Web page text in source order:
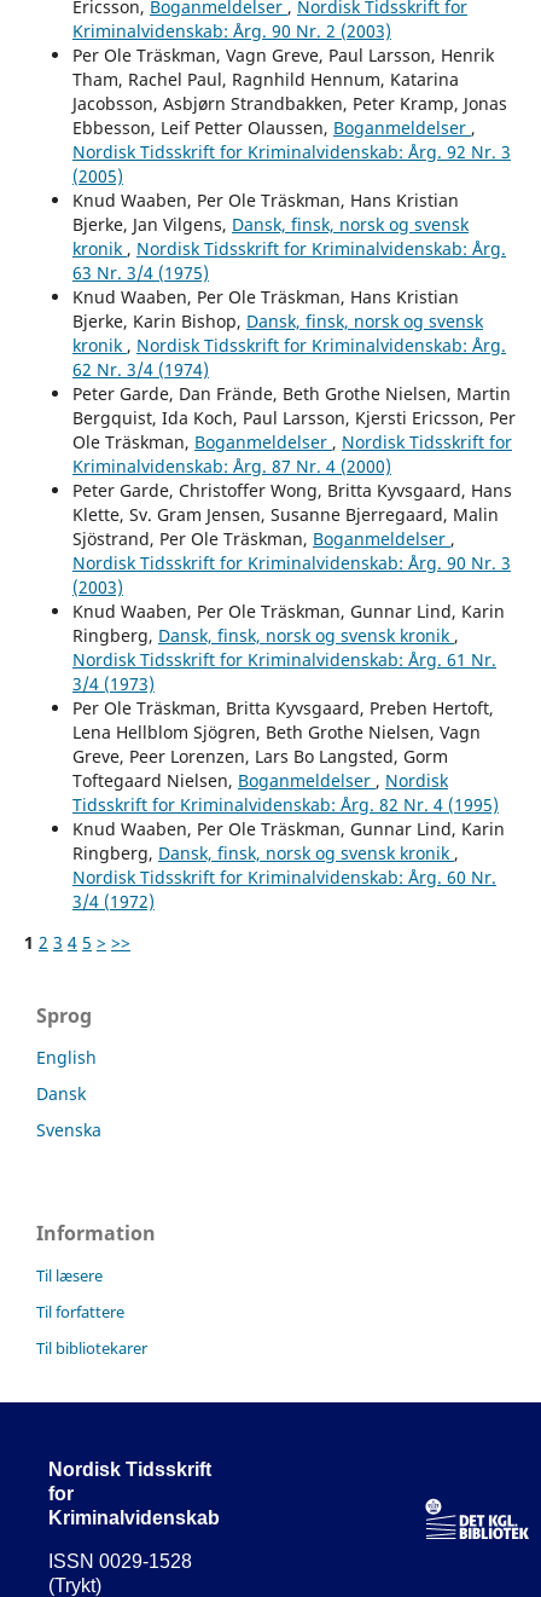
Ericsson, Boganmeldelser , Nordisk Tidsskrift for
Kriminalvidenskab: Årg. 90 Nr. 2 (2003)
Per Ole Träskman, Vagn Greve, Paul Larsson, Henrik
Tham, Rachel Paul, Ragnhild Hennum, Katarina
Jacobsson, Asbjørn Strandbakken, Peter Kramp, Jonas
Ebbesson, Leif Petter Olaussen, Boganmeldelser ,
Nordisk Tidsskrift for Kriminalvidenskab: Årg. 92 Nr. 3
(2005)
Knud Waaben, Per Ole Träskman, Hans Kristian
Bjerke, Jan Vilgens, Dansk, finsk, norsk og svensk
kronik , Nordisk Tidsskrift for Kriminalvidenskab: Årg.
63 Nr. 3/4 (1975)
Knud Waaben, Per Ole Träskman, Hans Kristian
Bjerke, Karin Bishop, Dansk, finsk, norsk og svensk
kronik , Nordisk Tidsskrift for Kriminalvidenskab: Årg.
62 Nr. 3/4 (1974)
Peter Garde, Dan Frände, Beth Grothe Nielsen, Martin
Bergquist, Ida Koch, Paul Larsson, Kjersti Ericsson, Per
Ole Träskman, Boganmeldelser , Nordisk Tidsskrift for
Kriminalvidenskab: Årg. 87 Nr. 4 (2000)
Peter Garde, Christoffer Wong, Britta Kyvsgaard, Hans
Klette, Sv. Gram Jensen, Susanne Bjerregaard, Malin
Sjöstrand, Per Ole Träskman, Boganmeldelser ,
Nordisk Tidsskrift for Kriminalvidenskab: Årg. 90 Nr. 3
(2003)
Knud Waaben, Per Ole Träskman, Gunnar Lind, Karin
Ringberg, Dansk, finsk, norsk og svensk kronik ,
Nordisk Tidsskrift for Kriminalvidenskab: Årg. 61 Nr.
3/4 (1973)
Per Ole Träskman, Britta Kyvsgaard, Preben Hertoft,
Lena Hellblom Sjögren, Beth Grothe Nielsen, Vagn
Greve, Peer Lorenzen, Lars Bo Langsted, Gorm
Toftegaard Nielsen, Boganmeldelser , Nordisk
Tidsskrift for Kriminalvidenskab: Årg. 82 Nr. 4 (1995)
Knud Waaben, Per Ole Träskman, Gunnar Lind, Karin
Ringberg, Dansk, finsk, norsk og svensk kronik ,
Nordisk Tidsskrift for Kriminalvidenskab: Årg. 60 Nr.
3/4 (1972)
1 2 3 4 5 > >>
Sprog
English
Dansk
Svenska
Information
Til læsere
Til forfattere
Til bibliotekarer
Nordisk Tidsskrift
for
Kriminalvidenskab
ISSN 0029-1528
(Trykt)